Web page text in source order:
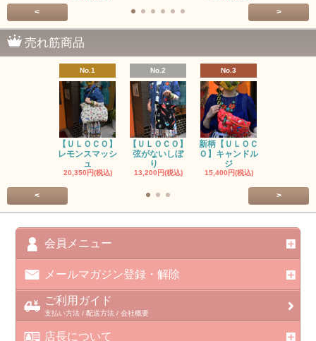
< >
売れ筋商品
No.1
【ＵＬＯＣＯ】
レモンスマッシ
ュ
20,350円(税込)
No.2
【ＵＬＯＣＯ】
弦がないしぼ
り
13,200円(税込)
No.3
新柄【ＵＬＯＣ
Ｏ】キャンドル
ジ
15,400円(税込)
< >
会員メニュー
メールマガジン登録・解除
ご利用ガイド
支払い方法 / 配送方法 / 会社概要
店長について